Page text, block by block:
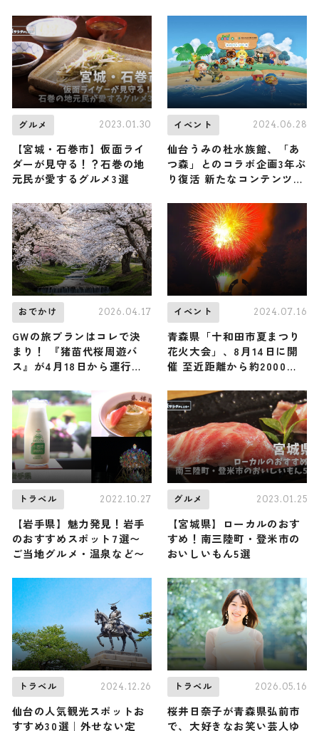
3月7日放送
グルメ 2023.01.30
【宮城・石巻市】仮面ライ
ダーが見守る！？石巻の地
元民が愛するグルメ3選
イベント 2024.06.28
仙台うみの杜水族館、「あ
つ森」とのコラボ企画3年ぶ
り復活 新たなコンテンツも
おでかけ 2026.04.17
GWの旅プランはコレで決
まり！ 『猪苗代桜周遊バ
ス』が4月18日から運行を
亀ヶ城公園・土津神社など
桜の名所を完全網羅 / 福島
県猪苗代町
イベント 2024.07.16
青森県「十和田市夏まつり
花火大会」、8月14日に開
催 至近距離から約2000発
トラベル 2022.10.27
【岩手県】魅力発見！岩手
のおすすめスポット7選〜
ご当地グルメ・温泉など〜
グルメ 2023.01.25
【宮城県】ローカルのおす
すめ！南三陸町・登米市の
おいしいもん5選
トラベル 2024.12.26
仙台の人気観光スポットお
すすめ30選｜外せない定
トラベル 2026.05.16
桜井日奈子が青森県弘前市
で、大好きなお笑い芸人ゆ